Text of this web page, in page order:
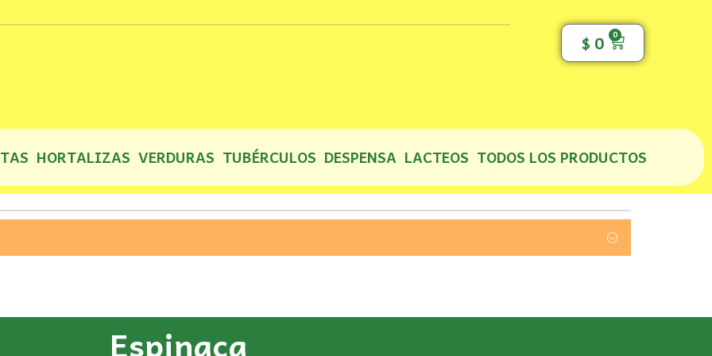
$ 0 0 Cart
HORTALIZAS VERDURAS TUBÉRCULOS DESPENSA LACTEOS TODOS LOS PRODUCTOS
Espinaca